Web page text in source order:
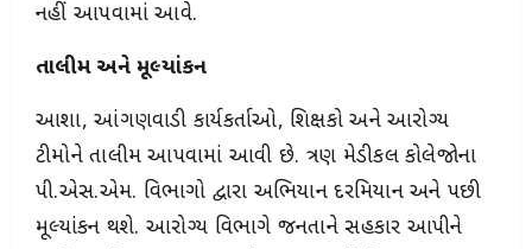
નહીં આપવામાં આવે.
તાલીમ અને મૂલ્યાંકન
આશા, આંગણવાડી કાર્યકર્તાઓ, શિક્ષકો અને આરોગ્ય
ટીમોને તાલીમ આપવામાં આવી છે. ત્રણ મેડીકલ કોલેજોના
પી.એસ.એમ. વિભાગો દ્વારા અભિયાન દરમિયાન અને પછી
મૂલ્યાંકન થશે. આરોગ્ય વિભાગે જનતાને સહકાર આપીને